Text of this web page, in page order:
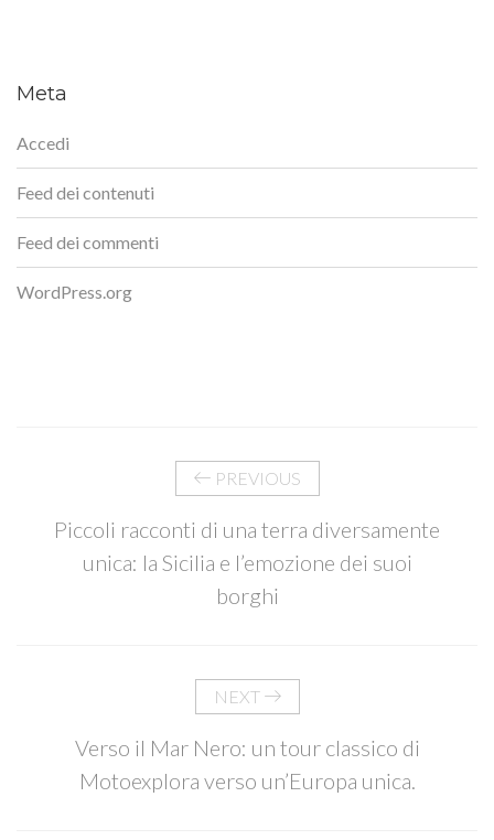
Meta
Accedi
Feed dei contenuti
Feed dei commenti
WordPress.org
PREVIOUS
Piccoli racconti di una terra diversamente
unica: la Sicilia e l’emozione dei suoi
borghi
NEXT
Verso il Mar Nero: un tour classico di
Motoexplora verso un’Europa unica.